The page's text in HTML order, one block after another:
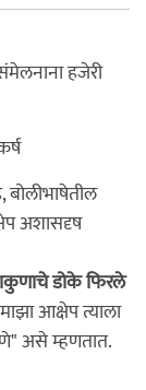
हजेरी
अशासदृष
डोके फिरले
आक्षेप त्याला
असे म्हणतात.